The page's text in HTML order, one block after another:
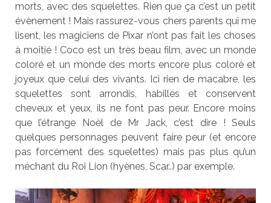
morts, avec des squelettes. Rien que ça c’est un petit
évènement ! Mais rassurez-vous chers parents qui me
lisent, les magiciens de Pixar n’ont pas fait les choses
à moitié ! Coco est un très beau film, avec un monde
coloré et un monde des morts encore plus coloré et
joyeux que celui des vivants. Ici rien de macabre, les
squelettes sont arrondis, habillés et conservent
cheveux et yeux, ils ne font pas peur. Encore moins
que l’étrange Noël de Mr Jack, c’est dire ! Seuls
quelques personnages peuvent faire peur (et encore
pas forcément des squelettes) mais pas plus qu’un
méchant du Roi Lion (hyènes, Scar..) par exemple.